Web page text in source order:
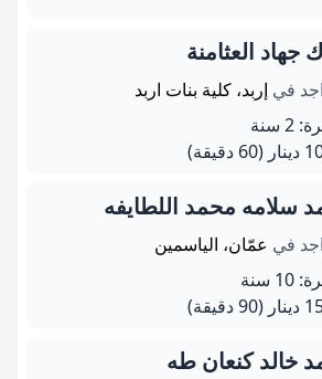
جهاد العثامنة
في إربد، كلية بنات اربد
سنة
(60 دقيقة)
سلامه محمد اللطايفه
في عمّان، الياسمين
سنة
(90 دقيقة)
خالد كنعان طه